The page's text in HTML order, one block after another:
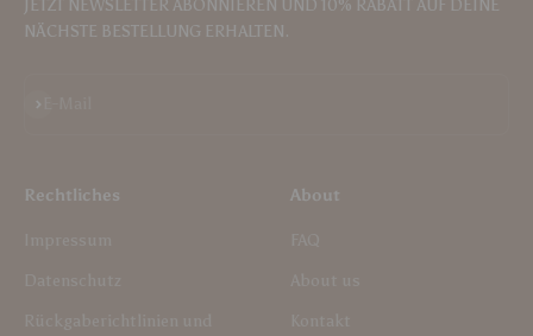
JETZT NEWSLETTER ABONNIEREN UND 10% RABATT AUF DEINE
NÄCHSTE BESTELLUNG ERHALTEN.
Abonnieren
Rechtliches About